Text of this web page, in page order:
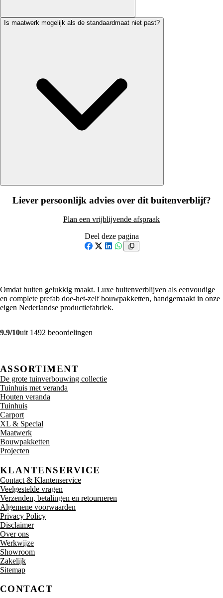
Is maatwerk mogelijk als de standaardmaat niet past?
Liever persoonlijk advies over dit buitenverblijf?
Plan een vrijblijvende afspraak
Deel deze pagina
Omdat buiten gelukkig maakt. Luxe buitenverblijven als eenvoudige
en complete prefab doe-het-zelf bouwpakketten, handgemaakt in onze
eigen Nederlandse productiefabriek.
9.9/10uit 1492 beoordelingen
ASSORTIMENT
De grote tuinverbouwing collectie
Tuinhuis met veranda
Houten veranda
Tuinhuis
Carport
XL & Special
Maatwerk
Bouwpakketten
Projecten
KLANTENSERVICE
Contact & Klantenservice
Veelgestelde vragen
Verzenden, betalingen en retourneren
Algemene voorwaarden
Privacy Policy
Disclaimer
Over ons
Werkwijze
Showroom
Zakelijk
Sitemap
CONTACT